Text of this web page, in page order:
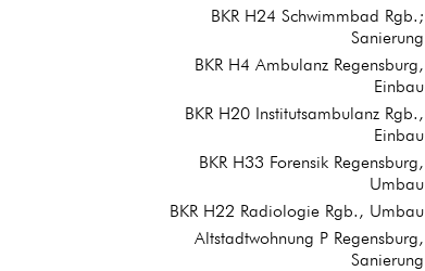
BKR H24 Schwimmbad Rgb.;
Sanierung
BKR H4 Ambulanz Regensburg,
Einbau
BKR H20 Institutsambulanz Rgb.,
Einbau
BKR H33 Forensik Regensburg,
Umbau
BKR H22 Radiologie Rgb., Umbau
Altstadtwohnung P Regensburg,
Sanierung